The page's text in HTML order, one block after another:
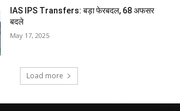
IAS IPS Transfers: बड़ा फेरबदल, 68 अफसर
बदले
May 17, 2025
Load more